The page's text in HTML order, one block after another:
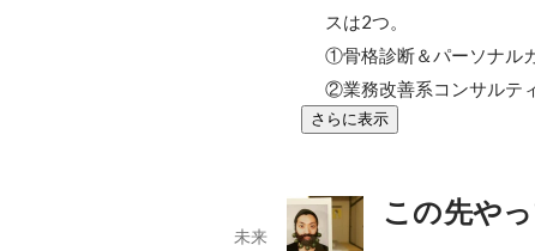
スは2つ。
①骨格診断＆パーソナル
②業務改善系コンサルテ
さらに表示
この先や
未来